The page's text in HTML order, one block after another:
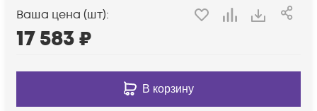
Ваша цена (шт):
17 583₽
В корзину